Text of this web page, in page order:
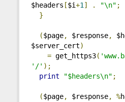
$headers [$i+1 ] . "\n" ;
}
($page, $response,
$server_cert)
= get_https3(
'/' );
print
"$headers\n" ;
($page, $response, %